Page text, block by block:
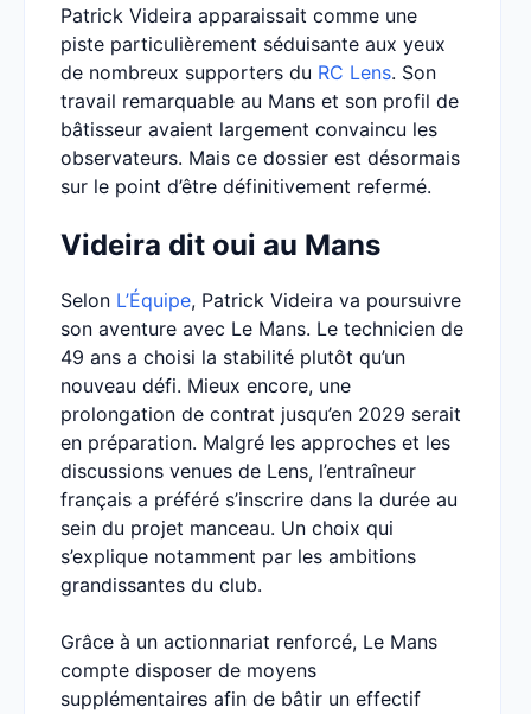
Patrick Videira apparaissait comme une
piste particulièrement séduisante aux yeux
de nombreux supporters du RC Lens. Son
travail remarquable au Mans et son profil de
bâtisseur avaient largement convaincu les
observateurs. Mais ce dossier est désormais
sur le point d’être définitivement refermé.
Videira dit oui au Mans
Selon L’Équipe, Patrick Videira va poursuivre
son aventure avec Le Mans. Le technicien de
49 ans a choisi la stabilité plutôt qu’un
nouveau défi. Mieux encore, une
prolongation de contrat jusqu’en 2029 serait
en préparation. Malgré les approches et les
discussions venues de Lens, l’entraîneur
français a préféré s’inscrire dans la durée au
sein du projet manceau. Un choix qui
s’explique notamment par les ambitions
grandissantes du club.
Grâce à un actionnariat renforcé, Le Mans
compte disposer de moyens
supplémentaires afin de bâtir un effectif